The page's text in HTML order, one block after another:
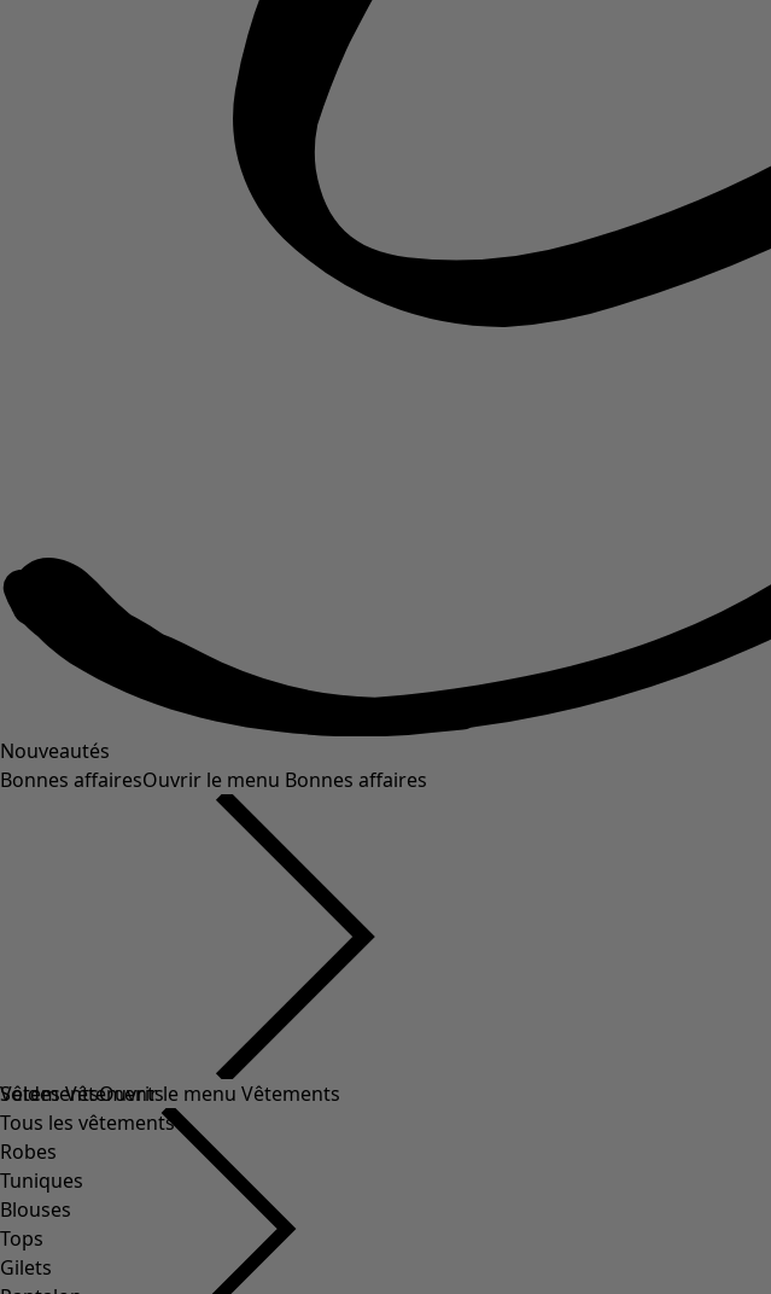
Nouveautés
Bonnes affairesOuvrir le menu Bonnes affaires
Soldes Vêtements
Tous les vêtements
Robes
Tuniques
Blouses
Tops
Gilets
VêtementsOuvrir le menu Vêtements